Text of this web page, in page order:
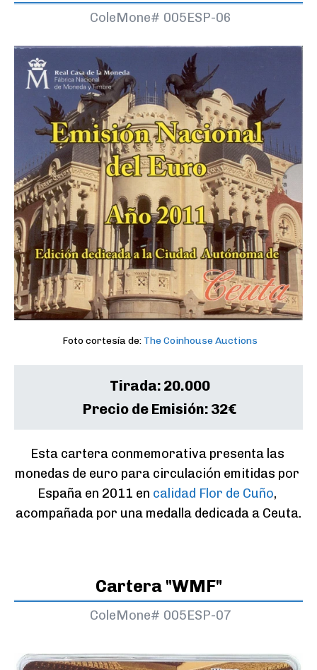
ColeMone# 005ESP-06
Foto cortesía de: The Coinhouse Auctions
Tirada: 20.000
Precio de Emisión: 32€
Esta cartera conmemorativa presenta las
monedas de euro para circulación emitidas por
España en 2011 en calidad Flor de Cuño,
acompañada por una medalla dedicada a Ceuta.
Cartera "WMF"
ColeMone# 005ESP-07